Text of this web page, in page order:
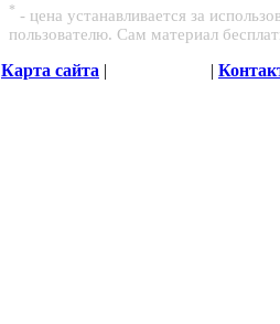
* - цена устанавливается за
пользователю. Сам материал
Карта сайта | |